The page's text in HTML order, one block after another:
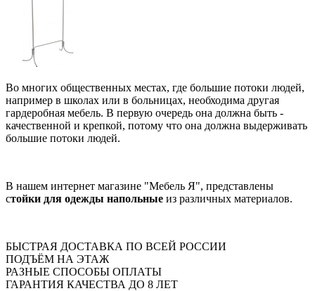
Во многих общественных местах, где большие потоки людей,
например в школах или в больницах, необходима другая
гардеробная мебель. В первую очередь она должна быть -
качественной и крепкой, потому что она должна выдерживать
большие потоки людей.
В нашем интернет магазине "Мебель Я", представлены
стойки для одежды напольные из различных материалов.
БЫСТРАЯ ДОСТАВКА ПО ВСЕЙ РОССИИ
ПОДЪЁМ НА ЭТАЖ
РАЗНЫЕ СПОСОБЫ ОПЛАТЫ
ГАРАНТИЯ КАЧЕСТВА ДО 8 ЛЕТ